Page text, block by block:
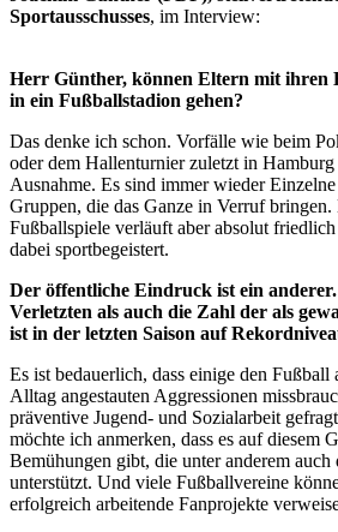
Sportausschusses, im Interview:
Herr Günther, können Eltern mit ihren
in ein Fußballstadion gehen?
Das denke ich schon. Vorfälle wie beim
oder dem Hallenturnier zuletzt in Hamburg
Ausnahme. Es sind immer wieder
Gruppen, die das Ganze in Verruf bringen.
Fußballspiele verläuft aber absolut
dabei sportbegeistert.
Der öffentliche Eindruck ist ein
Verletzten als auch die Zahl der als
ist in der letzten Saison auf Rekord
Es ist bedauerlich, dass einige den
Alltag angestauten Aggressionen
präventive Jugend- und Sozialarbeit
möchte ich anmerken, dass es auf diesem
Bemühungen gibt, die unter anderem
unterstützt. Und viele Fußballvereine
erfolgreich arbeitende Fanprojekte